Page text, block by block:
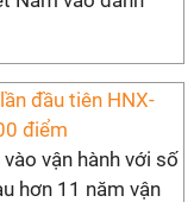
đầu tiên HNX-
điểm
vận hành với số
hơn 11 năm vận